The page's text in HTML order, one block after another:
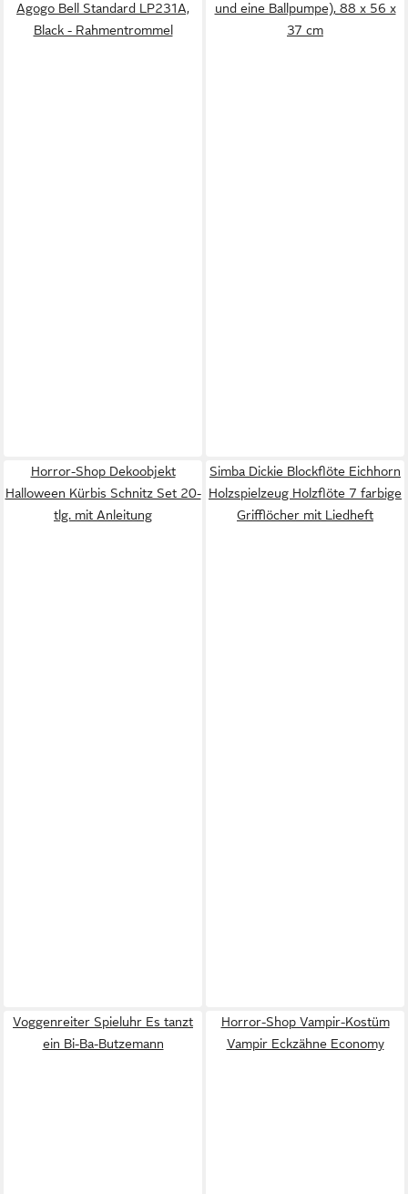
Agogo Bell Standard LP231A,
Black - Rahmentrommel
und eine Ballpumpe), 88 x 56 x
37 cm
Horror-Shop Dekoobjekt
Halloween Kürbis Schnitz Set 20-
tlg. mit Anleitung
Simba Dickie Blockflöte Eichhorn
Holzspielzeug Holzflöte 7 farbige
Grifflöcher mit Liedheft
Voggenreiter Spieluhr Es tanzt
ein Bi-Ba-Butzemann
Horror-Shop Vampir-Kostüm
Vampir Eckzähne Economy